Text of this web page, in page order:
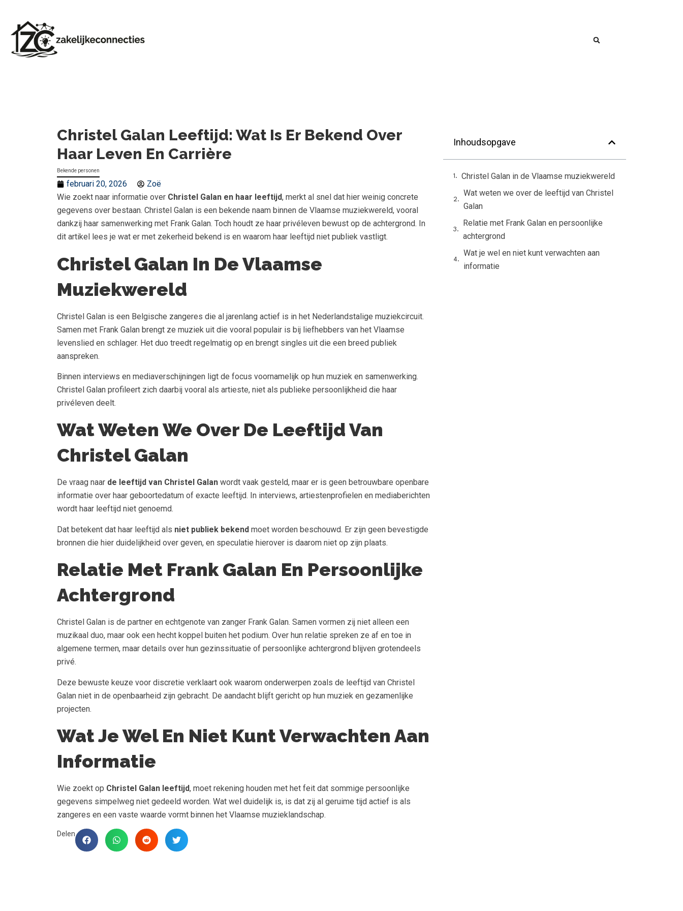
Christel Galan Leeftijd: Wat Is Er Bekend Over
Haar Leven En Carrière
Bekende personen
februari 20, 2026
Zoë
Wie zoekt naar informatie over Christel Galan en haar leeftijd, merkt al snel dat hier weinig concrete
gegevens over bestaan. Christel Galan is een bekende naam binnen de Vlaamse muziekwereld, vooral
dankzij haar samenwerking met Frank Galan. Toch houdt ze haar privéleven bewust op de achtergrond. In
dit artikel lees je wat er met zekerheid bekend is en waarom haar leeftijd niet publiek vastligt.
Christel Galan In De Vlaamse
Muziekwereld
Christel Galan is een Belgische zangeres die al jarenlang actief is in het Nederlandstalige muziekcircuit.
Samen met Frank Galan brengt ze muziek uit die vooral populair is bij liefhebbers van het Vlaamse
levenslied en schlager. Het duo treedt regelmatig op en brengt singles uit die een breed publiek
aanspreken.
Binnen interviews en mediaverschijningen ligt de focus voornamelijk op hun muziek en samenwerking.
Christel Galan profileert zich daarbij vooral als artieste, niet als publieke persoonlijkheid die haar
privéleven deelt.
Wat Weten We Over De Leeftijd Van
Christel Galan
De vraag naar de leeftijd van Christel Galan wordt vaak gesteld, maar er is geen betrouwbare openbare
informatie over haar geboortedatum of exacte leeftijd. In interviews, artiestenprofielen en mediaberichten
wordt haar leeftijd niet genoemd.
Dat betekent dat haar leeftijd als niet publiek bekend moet worden beschouwd. Er zijn geen bevestigde
bronnen die hier duidelijkheid over geven, en speculatie hierover is daarom niet op zijn plaats.
Relatie Met Frank Galan En Persoonlijke
Achtergrond
Christel Galan is de partner en echtgenote van zanger Frank Galan. Samen vormen zij niet alleen een
muzikaal duo, maar ook een hecht koppel buiten het podium. Over hun relatie spreken ze af en toe in
algemene termen, maar details over hun gezinssituatie of persoonlijke achtergrond blijven grotendeels
privé.
Deze bewuste keuze voor discretie verklaart ook waarom onderwerpen zoals de leeftijd van Christel
Galan niet in de openbaarheid zijn gebracht. De aandacht blijft gericht op hun muziek en gezamenlijke
projecten.
Wat Je Wel En Niet Kunt Verwachten Aan
Informatie
Wie zoekt op Christel Galan leeftijd, moet rekening houden met het feit dat sommige persoonlijke
gegevens simpelweg niet gedeeld worden. Wat wel duidelijk is, is dat zij al geruime tijd actief is als
zangeres en een vaste waarde vormt binnen het Vlaamse muzieklandschap.
Delen
Inhoudsopgave
Christel Galan in de Vlaamse muziekwereld
Wat weten we over de leeftijd van Christel
Galan
Relatie met Frank Galan en persoonlijke
achtergrond
Wat je wel en niet kunt verwachten aan
informatie